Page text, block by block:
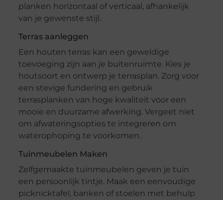
planken horizontaal of verticaal, afhankelijk
van je gewenste stijl.
Terras aanleggen
Een houten terras kan een geweldige
toevoeging zijn aan je buitenruimte. Kies je
houtsoort en ontwerp je terrasplan. Zorg voor
een stevige fundering en gebruik
terrasplanken van hoge kwaliteit voor een
mooie en duurzame afwerking. Vergeet niet
om afwateringsopties te integreren om
waterophoping te voorkomen.
Tuinmeubelen Maken
Zelfgemaakte tuinmeubelen geven je tuin
een persoonlijk tintje. Maak een eenvoudige
picknicktafel, banken of stoelen met behulp